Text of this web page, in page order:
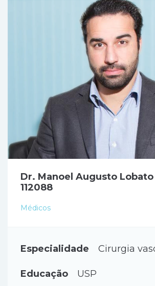
Dr. Manoel Augusto Lobato
112088
Médicos
Especialidade Cirurgia
Educação USP